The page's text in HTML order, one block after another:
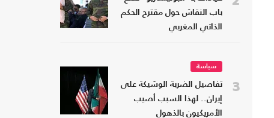
باب النقاش حول مقترح الحكم
الذاتي المغربي
3
سياسة
تفاصيل الضربة الوشيكة على
إيران.. لهذا السبب أصيب
الأمريكيون بالذهول